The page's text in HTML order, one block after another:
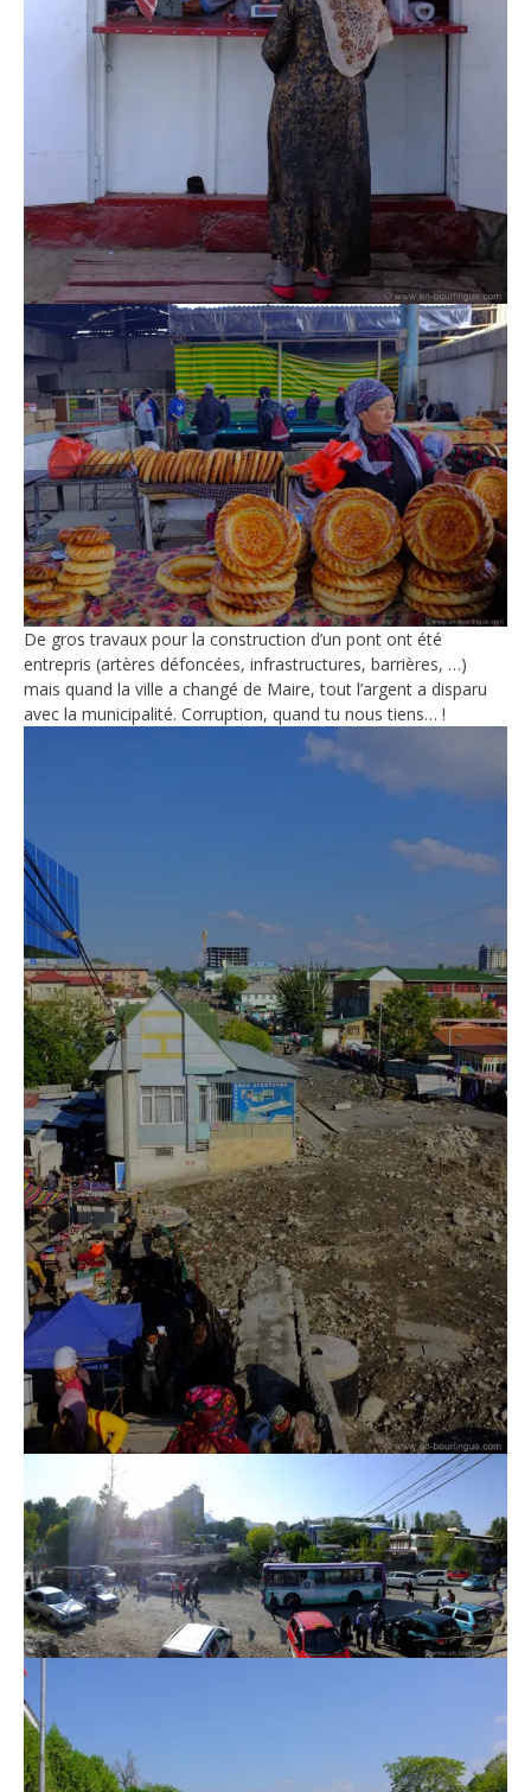
De gros travaux pour la construction d’un pont ont été
entrepris (artères défoncées, infrastructures, barrières, …)
mais quand la ville a changé de Maire, tout l’argent a disparu
avec la municipalité. Corruption, quand tu nous tiens… !